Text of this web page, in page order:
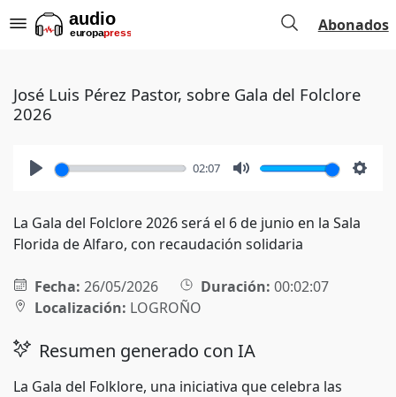
Abonados
José Luis Pérez Pastor, sobre Gala del Folclore
2026
02:07
La Gala del Folclore 2026 será el 6 de junio en la Sala
Florida de Alfaro, con recaudación solidaria
Fecha: 26/05/2026 Duración: 00:02:07
Localización: LOGROÑO
Resumen generado con IA
La Gala del Folklore, una iniciativa que celebra las